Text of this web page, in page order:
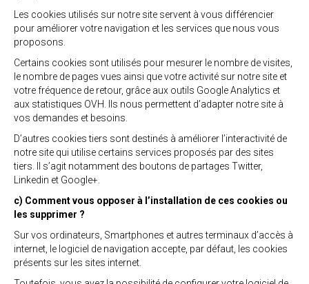
Les cookies utilisés sur notre site servent à vous différencier
pour améliorer votre navigation et les services que nous vous
proposons.
Certains cookies sont utilisés pour mesurer le nombre de visites,
le nombre de pages vues ainsi que votre activité sur notre site et
votre fréquence de retour, grâce aux outils Google Analytics et
aux statistiques OVH. Ils nous permettent d’adapter notre site à
vos demandes et besoins.
D’autres cookies tiers sont destinés à améliorer l’interactivité de
notre site qui utilise certains services proposés par des sites
tiers. Il s’agit notamment des boutons de partages Twitter,
Linkedin et Google+.
c) Comment vous opposer à l’installation de ces cookies ou
les supprimer ?
Sur vos ordinateurs, Smartphones et autres terminaux d’accès à
internet, le logiciel de navigation accepte, par défaut, les cookies
présents sur les sites internet.